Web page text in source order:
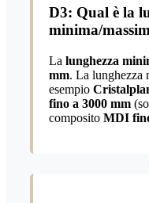
D3: Qual è la
minima/
La lunghezza
mm. La lunghezza
esempio
fino a 3000 mm
composito MDI